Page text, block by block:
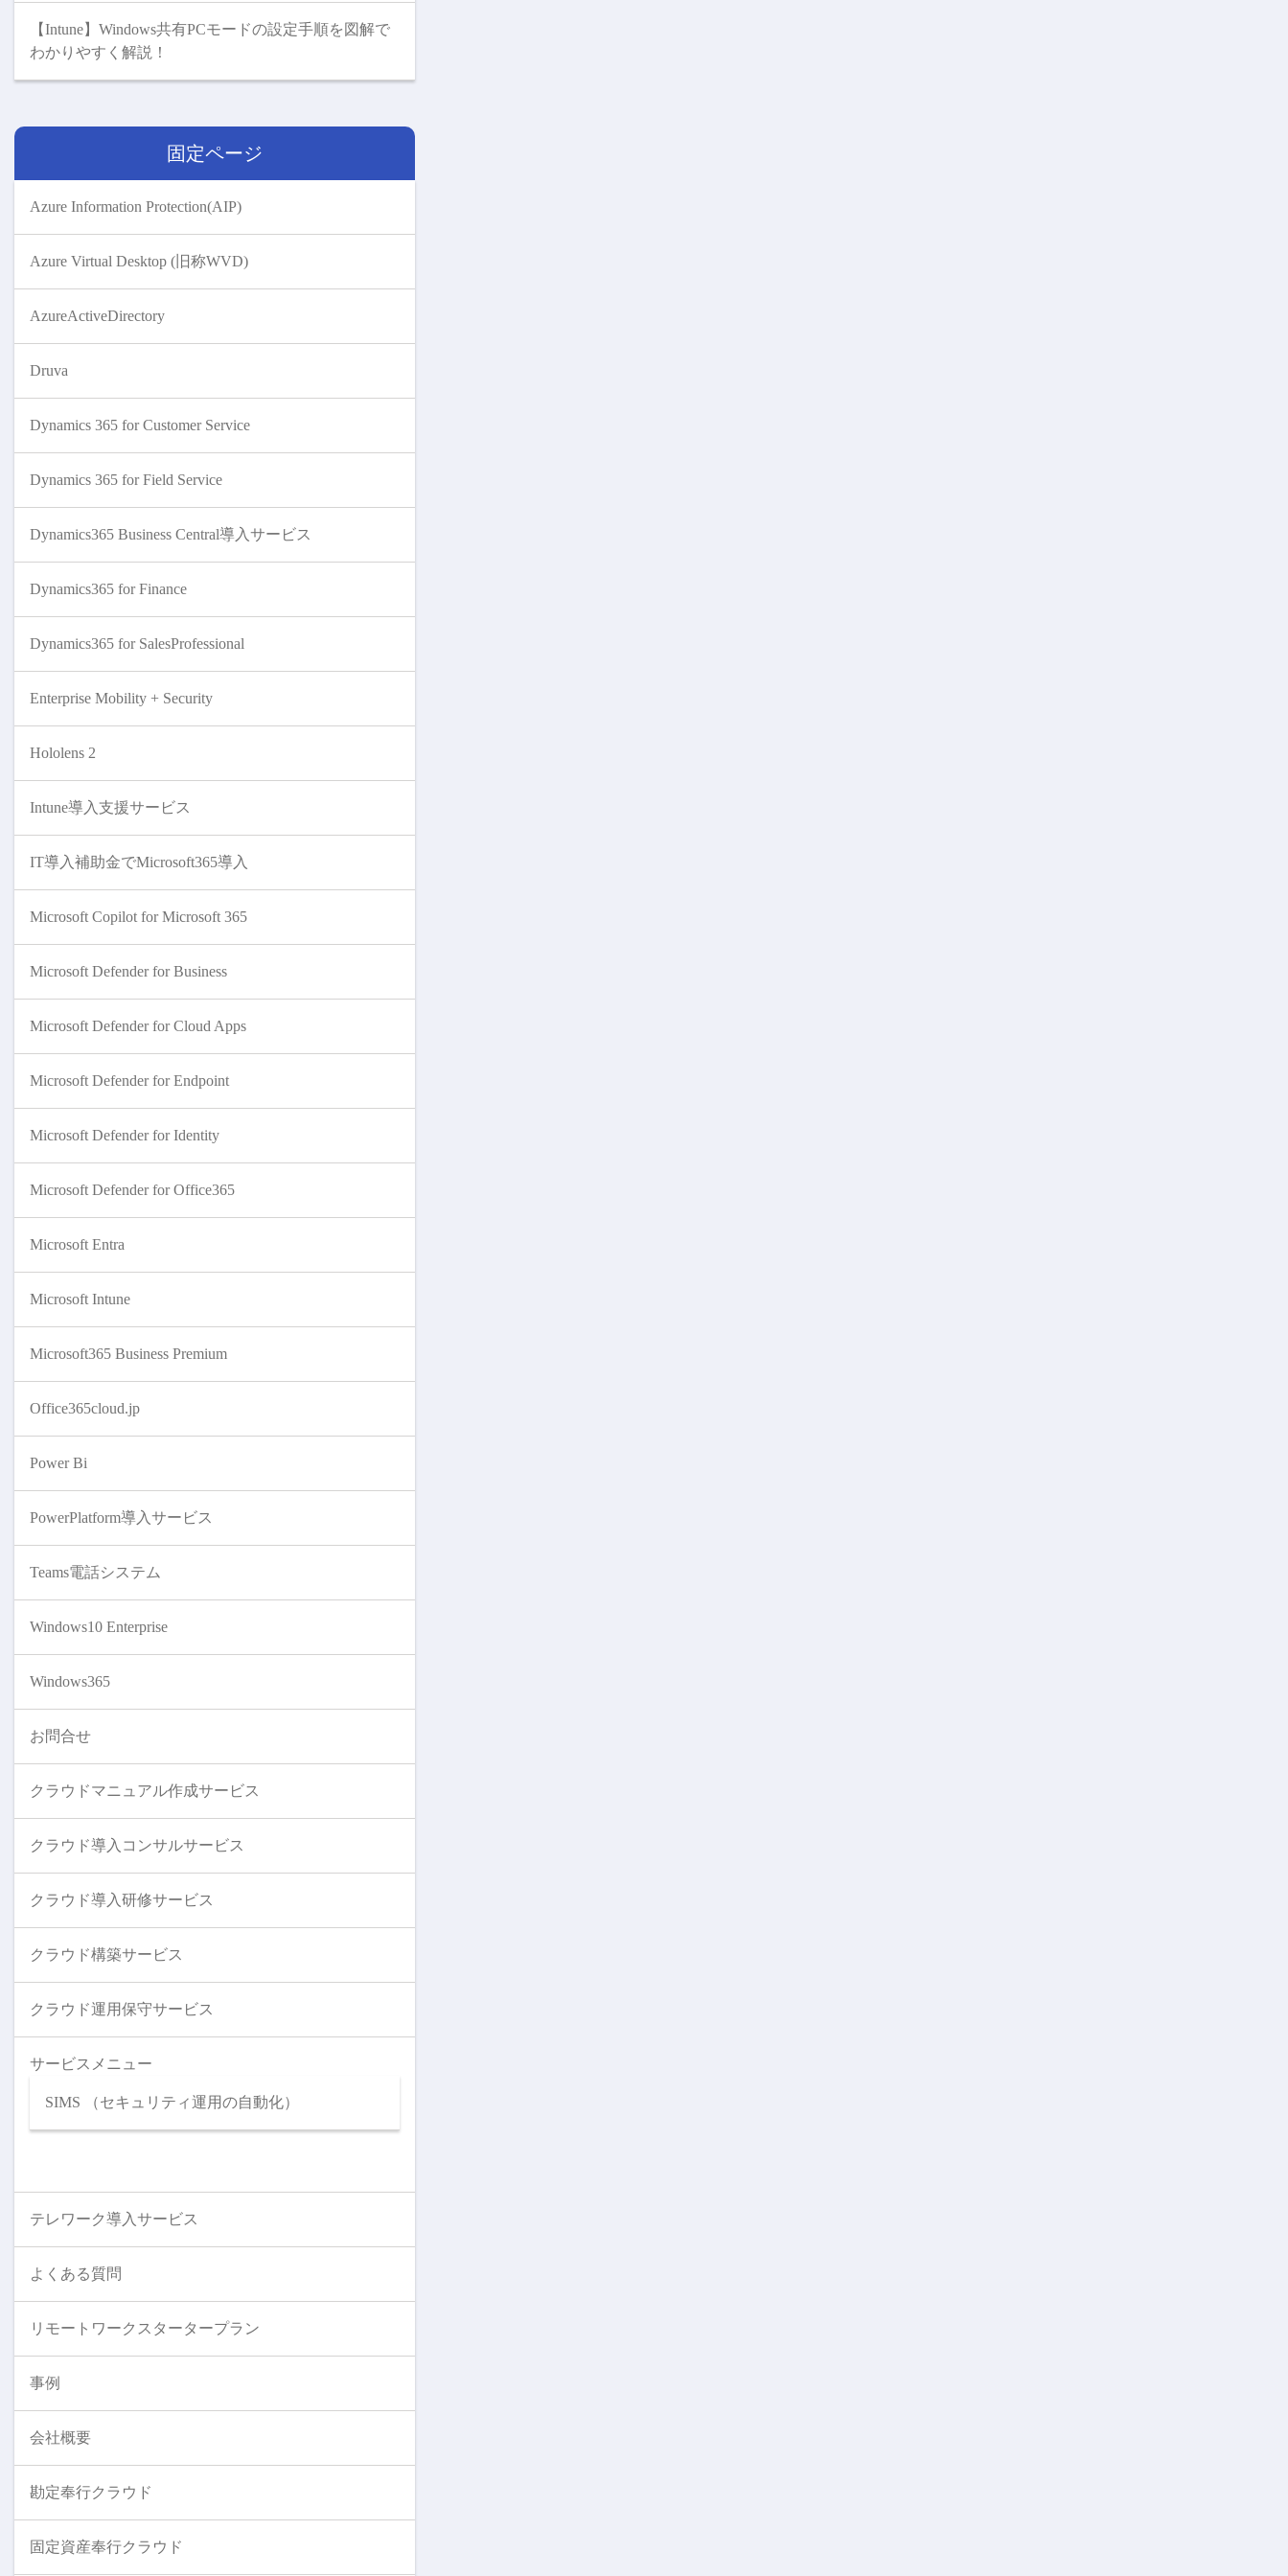
【Intune】Windows共有PCモードの設定手順を図解で
わかりやすく解説！
固定ページ
Azure Information Protection(AIP)
Azure Virtual Desktop (旧称WVD)
AzureActiveDirectory
Druva
Dynamics 365 for Customer Service
Dynamics 365 for Field Service
Dynamics365 Business Central導入サービス
Dynamics365 for Finance
Dynamics365 for SalesProfessional
Enterprise Mobility + Security
Hololens 2
Intune導入支援サービス
IT導入補助金でMicrosoft365導入
Microsoft Copilot for Microsoft 365
Microsoft Defender for Business
Microsoft Defender for Cloud Apps
Microsoft Defender for Endpoint
Microsoft Defender for Identity
Microsoft Defender for Office365
Microsoft Entra
Microsoft Intune
Microsoft365 Business Premium
Office365cloud.jp
Power Bi
PowerPlatform導入サービス
Teams電話システム
Windows10 Enterprise
Windows365
お問合せ
クラウドマニュアル作成サービス
クラウド導入コンサルサービス
クラウド導入研修サービス
クラウド構築サービス
クラウド運用保守サービス
サービスメニュー
SIMS （セキュリティ運用の自動化）
テレワーク導入サービス
よくある質問
リモートワークスタータープラン
事例
会社概要
勘定奉行クラウド
固定資産奉行クラウド